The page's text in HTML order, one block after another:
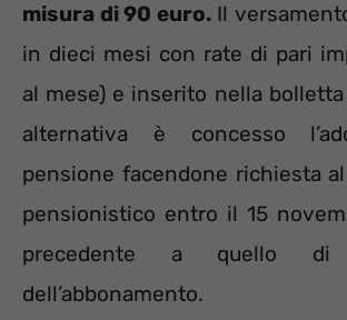
misura di 90 euro.Il
in dieci mesi con rate di pari
al mese) e inserito nella
alternativa è concesso
pensione facendone richiesta
pensionistico entro il 15
precedente a quello di
dell’abbonamento.